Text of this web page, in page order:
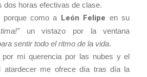
dos horas efectivas de clase.
porque como a
León Felipe en su
un vistazo por la ventana
sentir todo el ritmo de la vida.
por mi querencia por las nubes y el
atardecer me ofrece día tras día la